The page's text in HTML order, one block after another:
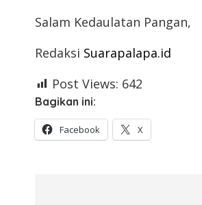
Salam Kedaulatan Pangan,
Redaksi Suarapalapa.id
Post Views: 642
Bagikan ini:
Facebook X